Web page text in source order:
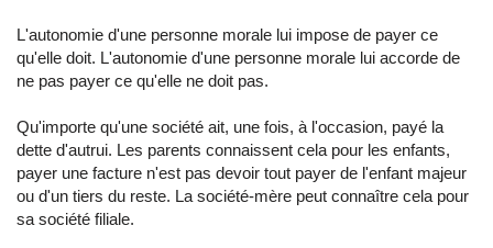
L'autonomie d'une personne morale lui impose de payer ce
qu'elle doit. L'autonomie d'une personne morale lui accorde de
ne pas payer ce qu'elle ne doit pas.
Qu'importe qu'une société ait, une fois, à l'occasion, payé la
dette d'autrui. Les parents connaissent cela pour les enfants,
payer une facture n'est pas devoir tout payer de l'enfant majeur
ou d'un tiers du reste. La société-mère peut connaître cela pour
sa société filiale.